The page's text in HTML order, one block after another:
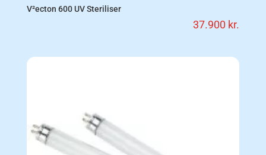
V²ecton 600 UV Steriliser
37.900 kr.